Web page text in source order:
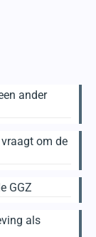
ander
om de
GGZ
als